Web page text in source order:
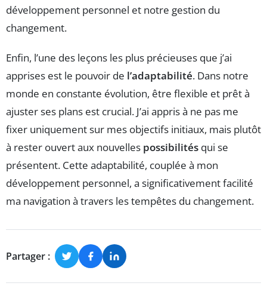
développement personnel et notre gestion du
changement.
Enfin, l’une des leçons les plus précieuses que j’ai
apprises est le pouvoir de l’adaptabilité. Dans notre
monde en constante évolution, être flexible et prêt à
ajuster ses plans est crucial. J’ai appris à ne pas me
fixer uniquement sur mes objectifs initiaux, mais plutôt
à rester ouvert aux nouvelles possibilités qui se
présentent. Cette adaptabilité, couplée à mon
développement personnel, a significativement facilité
ma navigation à travers les tempêtes du changement.
Partager :